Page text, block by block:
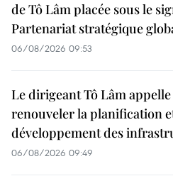
de Tô Lâm placée sous le
Partenariat stratégique
06/08/2026 09:53
Le dirigeant Tô Lâm appelle
renouveler la planification
développement des
06/08/2026 09:49